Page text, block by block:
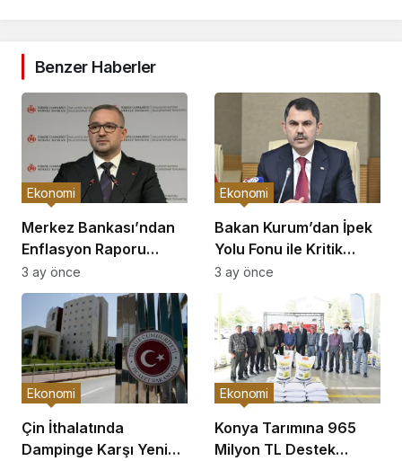
Benzer Haberler
Merkez Bankası’ndan
Enflasyon Raporu
Açıklaması
Ekonomi
3 ay önce
Bakan Kurum’dan İpek
Yolu Fonu ile Kritik
Görüşme
Ekonomi
3 ay önce
Çin İthalatında
Dampinge Karşı Yeni
Ekonomi
Konya Tarımına 965
Milyon TL Destek
Ekonomi